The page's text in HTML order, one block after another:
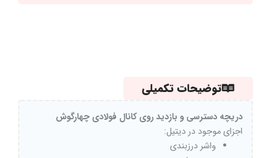
توضیحات تکمیلی
دریچه دسترسی و بازدید روی کانال فولادی چهارگوش
اجزای موجود در دیتیل:
واشر درزبندی